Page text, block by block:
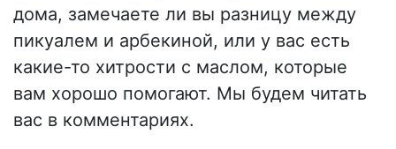
дома, замечаете ли вы разницу между
пикуалем и арбекиной, или у вас есть
какие-то хитрости с маслом, которые
вам хорошо помогают. Мы будем читать
вас в комментариях.